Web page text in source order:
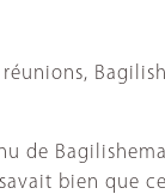
de
bien